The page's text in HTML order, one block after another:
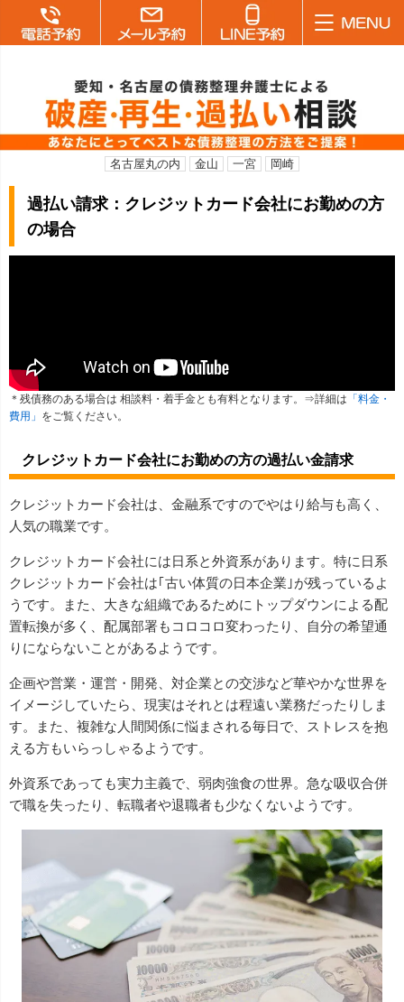
名古屋丸の内 金山 一宮 岡崎
過払い請求：クレジットカード会社にお勤めの方
の場合
＊残債務のある場合は 相談料・着手金とも有料となります。⇒詳細は 「料金・
費用」 をご覧ください。
クレジットカード会社にお勤めの方の過払い金請求
クレジットカード会社は、金融系ですのでやはり給与も高く、
人気の職業です。
クレジットカード会社には日系と外資系があります。特に日系
クレジットカード会社は｢古い体質の日本企業｣が残っているよ
うです。また、大きな組織であるためにトップダウンによる配
置転換が多く、配属部署もコロコロ変わったり、自分の希望通
りにならないことがあるようです。
企画や営業・運営・開発、対企業との交渉など華やかな世界を
イメージしていたら、現実はそれとは程遠い業務だったりしま
す。また、複雑な人間関係に悩まされる毎日で、ストレスを抱
える方もいらっしゃるようです。
外資系であっても実力主義で、弱肉強食の世界。急な吸収合併
で職を失ったり、転職者や退職者も少なくないようです。